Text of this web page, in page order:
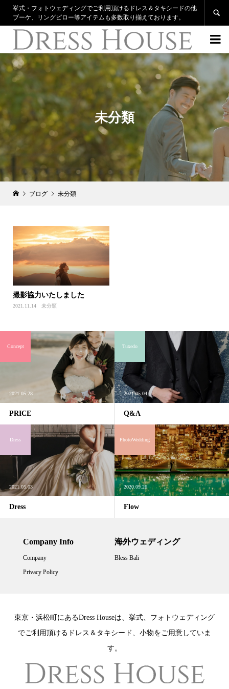
挙式・フォトウェディングでご利用頂けるドレス＆タキシードの他
ブーケ、リングピロー等アイテムも多数取り揃えております。


未分類
ブログ 未分類
撮影協力いたしました
2021.11.14 未分類
2021.05.28
PRICE
Concept
2021.05.04
Q&A
Tuxedo
2021.05.03
Dress
Dress
2020.09.26
Flow
PhotoWedding
Company Info
Company
Privacy Policy
海外ウェディング
Bless Bali
東京・浜松町にあるDress Houseは、挙式、フォトウェディング
でご利用頂けるドレス＆タキシード、小物をご用意していま
す。